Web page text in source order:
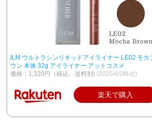
ILM ウルトラシンリキッドアイライナー LE02 モカ
ウン 本体 32g アイライナー アットコスメ
価格：1,320円（税込、送料別) (2025/4/2時点)
楽天で購入